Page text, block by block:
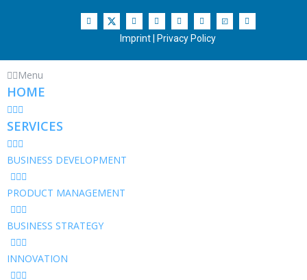
Imprint Privacy Policy
Menu
HOME
SERVICES
BUSINESS DEVELOPMENT
PRODUCT MANAGEMENT
BUSINESS STRATEGY
INNOVATION